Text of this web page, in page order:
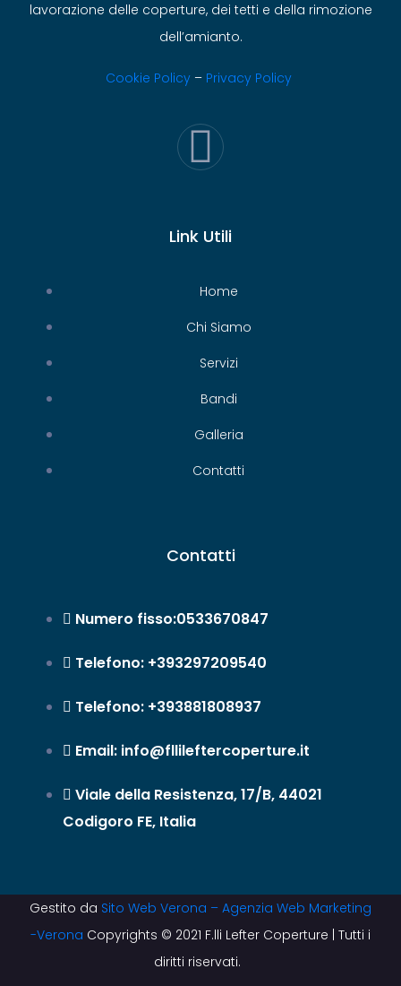
lavorazione delle coperture, dei tetti e della rimozione
dell’amianto.
Cookie Policy – Privacy Policy
Link Utili
Home
Chi Siamo
Servizi
Bandi
Galleria
Contatti
Contatti
Numero fisso:0533670847
Telefono: +393297209540
Telefono: +393881808937
Email: info@fllileftercoperture.it
Viale della Resistenza, 17/B, 44021
Codigoro FE, Italia
Gestito da Sito Web Verona – Agenzia Web Marketing
-Verona Copyrights © 2021 F.lli Lefter Coperture | Tutti i
diritti riservati.